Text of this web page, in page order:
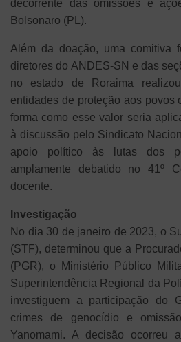
decorrente das omissões e
Bolsonaro (PL).
Além da doação, uma comitiva
diretores do ANDES-SN e das
no estado de Roraima
entidades de proteção aos povos
forma como esse valor seria
à discussão pelo Sindicato
apoio político às lutas dos
amplamente debatido no 41º
docente.
Investigação
No dia 30 de janeiro de 2023, o
(STF), determinou que a
(PGR), o Ministério Público
Superintendência Regional da
investiguem a participação do
crimes de genocídio e
Yanomami. A decisão ocorreu